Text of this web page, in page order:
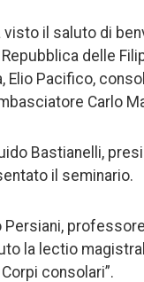
visto il saluto di
delle
Elio Pacifico,
Carlo
Bastianelli,
il seminario.
Persiani,
la lectio
consolari”.